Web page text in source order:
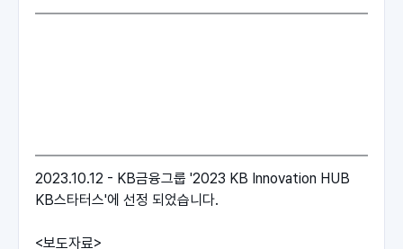
2023.10.12 - KB금융그룹 '2023 KB Innovation HUB
KB스타터스'에 선정 되었습니다.
<보도자료>